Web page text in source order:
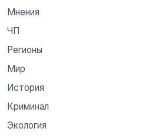
Мнения
ЧП
Регионы
Мир
История
Криминал
Экология